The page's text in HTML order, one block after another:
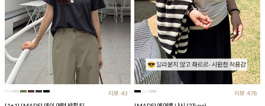
리뷰:43
리뷰:478